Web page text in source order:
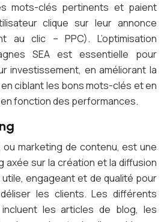
mots-clés pertinents et paient
clique sur leur annonce
au clic – PPC). L’optimisation
SEA est essentielle pour
investissement, en améliorant la
ciblant les bons mots-clés et en
fonction des performances.
marketing de contenu, est une
axée sur la création et la diffusion
engageant et de qualité pour
les clients. Les différents
les articles de blog, les